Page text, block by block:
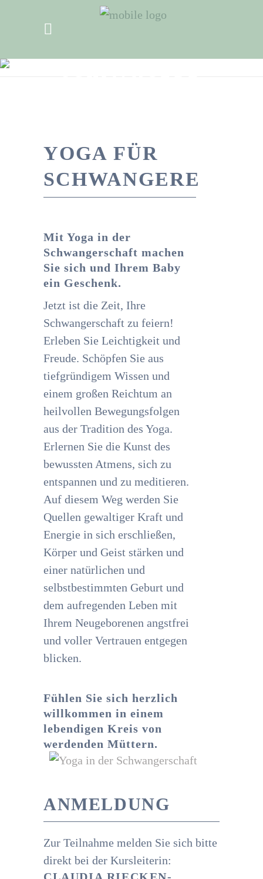
YOGA FÜR
SCHWANGERE
Mit Yoga in der
Schwangerschaft machen
Sie sich und Ihrem Baby
ein Geschenk.
Jetzt ist die Zeit, Ihre
Schwangerschaft zu feiern!
Erleben Sie Leichtigkeit und
Freude. Schöpfen Sie aus
tiefgründigem Wissen und
einem großen Reichtum an
heilvollen Bewegungsfolgen
aus der Tradition des Yoga.
Erlernen Sie die Kunst des
bewussten Atmens, sich zu
entspannen und zu meditieren.
Auf diesem Weg werden Sie
Quellen gewaltiger Kraft und
Energie in sich erschließen,
Körper und Geist stärken und
einer natürlichen und
selbstbestimmten Geburt und
dem aufregenden Leben mit
Ihrem Neugeborenen angstfrei
und voller Vertrauen entgegen
blicken.
Fühlen Sie sich herzlich
willkommen in einem
lebendigen Kreis von
werdenden Müttern.
ANMELDUNG
Zur Teilnahme melden Sie sich bitte
direkt bei der Kursleiterin: